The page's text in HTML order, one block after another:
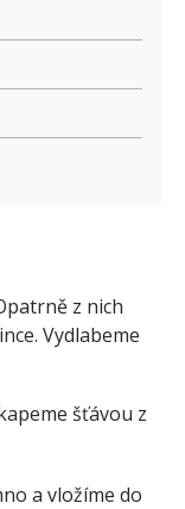
z nich
Vydlabeme
šťávou z
a vložíme do